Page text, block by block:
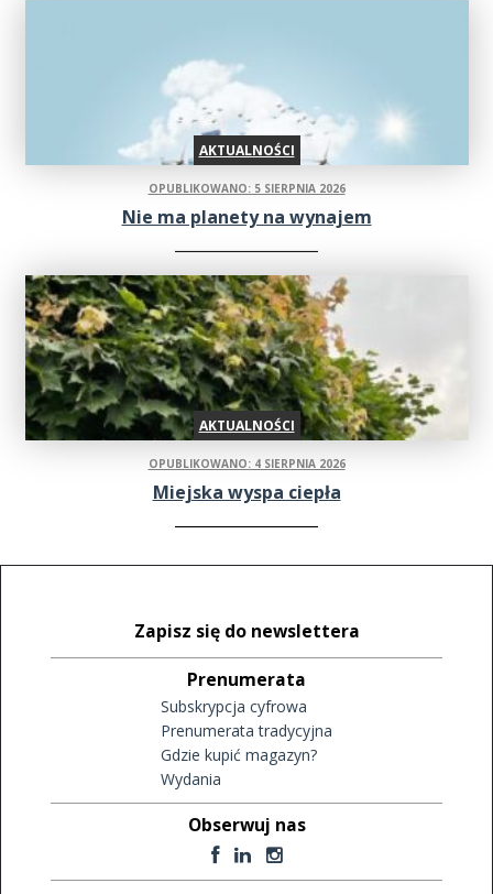
AKTUALNOŚCI
OPUBLIKOWANO: 5 SIERPNIA 2026
Nie ma planety na wynajem
AKTUALNOŚCI
OPUBLIKOWANO: 4 SIERPNIA 2026
Miejska wyspa ciepła
Zapisz się do newslettera
Prenumerata
Subskrypcja cyfrowa
Prenumerata tradycyjna
Gdzie kupić magazyn?
Wydania
Obserwuj nas